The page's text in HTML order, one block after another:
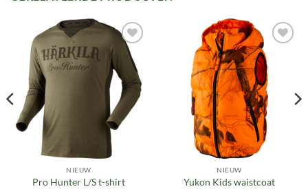
Toevoegen
verlanglijst
NIEUW
Pro Hunter L/S t-shirt
Toevoegen
aan
verlanglijst
NIEUW
Yukon Kids waistcoat